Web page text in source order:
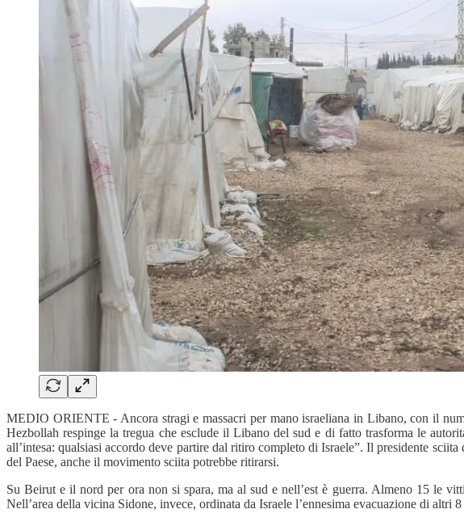
MEDIO ORIENTE - Ancora stragi e massacri per mano israeliana in Libano, con il
Hezbollah respinge la tregua che esclude il Libano del sud e di fatto trasforma le
all’intesa: qualsiasi accordo deve partire dal ritiro completo di Israele”. Il presidente
del Paese, anche il movimento sciita potrebbe ritirarsi.
Su Beirut e il nord per ora non si spara, ma al sud e nell’est è guerra. Almeno 15 le
Nell’area della vicina Sidone, invece, ordinata da Israele l’ennesima evacuazione di altri